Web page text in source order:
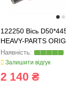
122250 Вісь
HEAVY-PARTS
Залишити відгук
2 140 ₴